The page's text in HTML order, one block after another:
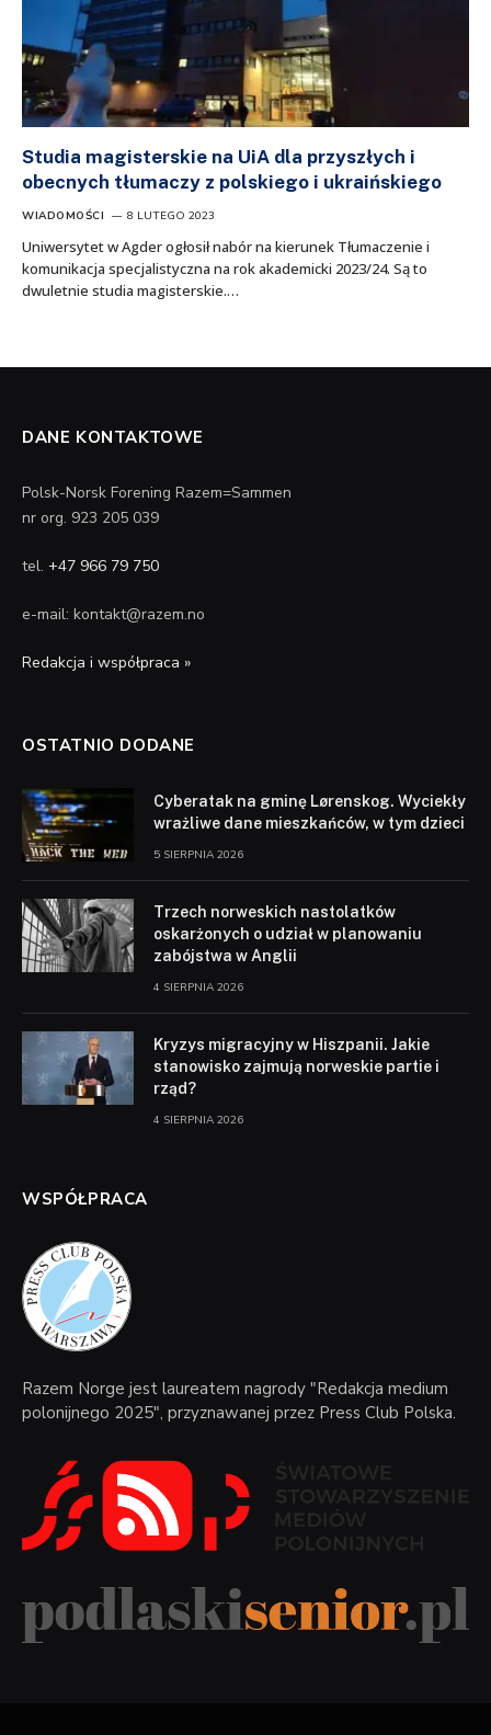
Studia magisterskie na UiA dla przyszłych i
obecnych tłumaczy z polskiego i ukraińskiego
WIADOMOŚCI 8 LUTEGO 2023
Uniwersytet w Agder ogłosił nabór na kierunek Tłumaczenie i
komunikacja specjalistyczna na rok akademicki 2023/24. Są to
dwuletnie studia magisterskie.…
DANE KONTAKTOWE
Polsk-Norsk Forening Razem=Sammen
nr org. 923 205 039
tel. +47 966 79 750
e-mail: kontakt@razem.no
Redakcja i współpraca »
OSTATNIO DODANE
Cyberatak na gminę Lørenskog. Wyciekły
wrażliwe dane mieszkańców, w tym dzieci
5 SIERPNIA 2026
Trzech norweskich nastolatków
oskarżonych o udział w planowaniu
zabójstwa w Anglii
4 SIERPNIA 2026
Kryzys migracyjny w Hiszpanii. Jakie
stanowisko zajmują norweskie partie i
rząd?
4 SIERPNIA 2026
WSPÓŁPRACA
Razem Norge jest laureatem nagrody "Redakcja medium
polonijnego 2025", przyznawanej przez Press Club Polska.